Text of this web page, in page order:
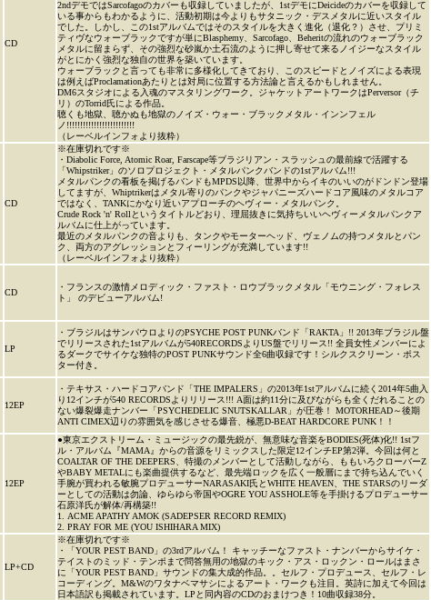
CD
2ndデモではSarcofagoのカバーも収録していましたが、1stデモにDeicideのカバーを収録して
いる事からもわかるように、活動初期は今よりもサタニック・デスメタルに近いスタイル
でした。しかし、この1stアルバムではそのスタイルを大きく進化（退化？）させ、プリミ
ティヴなウォーブラックですが単にBlasphemy、Sarcofago、Beheritの流れのウォーブラック
メタルに留まらず、その強烈な砂嵐か土石流のように押し寄せて来るノイジーなスタイル
がとにかく強烈な独自の世界を築いています。
ウォーブラックと言っても非常に多様化してきており、このスピードとノイズによる表現
は例えばProclamationあたりとは対局に位置する方法論と言えるかもしれません。
DM6スタジオによる入魂のマスタリングワーク。ジャケットアートワークはPerversor（チ
リ）のTorrid氏による作品。
聴くも地獄、聴かぬも地獄のノイズ・ウォー・ブラックメタル・インンフェル
ノ!!!!!!!!!!!!!!!!!!!!!!!!!
（レーベルインフォより抜粋）
CD
※在庫切れです※
・Diabolic Force, Atomic Roar, Farscape等ブラジリアン・スラッシュの最前線で活躍する
「Whipstriker」のソロプロジェクト・メタルパンクバンドの1stアルバム!!!
メタルパンクの看板を掲げるバンドもMPDS以降、世界中からイキのいいのがドンドン登場
してますが、Whiptrikerはメタル寄りのパンクやジャパニーズハードコア風味のメタルコア
ではなく、TANKにかなり近いアプローチのヘヴィー・メタルパンク。
Crude Rock 'n' Rollというタイトルどおり、理屈抜きに気持ちいいヘヴィーメタルパンクア
ルバムに仕上がっています。
最近のメタルパンクの音よりも、タンクやモーターヘッド、ヴェノムの持つメタルとパン
ク、両方のアグレッションとフィーリングが充満しています!!
（レーベルインフォより抜粋）
CD
・フランスの激情メロディック・ファスト・ロウブラックメタル「モウニング・フォレス
ト」 のデビューアルバム!
LP
・ブラジルはサンパウロよりのPSYCHE POST PUNKバンド「RAKTA」!! 2013年ブラジル盤
でリリースされた1stアルバムが540RECORDSよりUS盤でリリース!! 全員女性メンバーによ
るダークでサイケな独特のPOST PUNKサウンド全6曲収録です！シルクスクリーン・ポス
ター付き。
12EP
・テキサス・ハードコアバンド「THE IMPALERS」の2013年1stアルバムに続く2014年5曲入
り12インチが540 RECORDSよりリリース!!! A面は約11分に及びながらも全くだれることの
ない爆裂爆走ナンバー「PSYCHEDELIC SNUTSKALLAR」が圧巻！ MOTORHEAD～後期
ANTI CIMEX辺りの雰囲気を感じさせる爆音、極悪D-BEAT HARDCORE PUNK！！
12EP
●東京エクストリーム・ミュージックの最先鋭が、無意味な音楽をBODIES(死体)化!! 1stフ
ル・アルバム『MAMA』からの音源をリミックスした限定12インチEP第2弾。今回は何と
COALTAR OF THE DEEPERS、特撮のメンバーとして活動しながら、ももいろクローバーZ
やBABY METALにも楽曲提供するなど、最先端ロックを広く一般層にまで持ち込んでいく
手腕が買われる敏腕プロデューサーNARASAKI氏とWHITE HEAVEN、THE STARSのリーダ
ーとしての活動は勿論、ゆらゆら帝国やOGRE YOU ASSHOLE等を手掛けるプロデューサー
石原洋氏が解体/再構築!!
1. ACME APATHY AMOK (SADEPSER RECORD REMIX)
2. PRAY FOR ME (YOU ISHIHARA MIX)
LP+CD
※在庫切れです※
・「YOUR PEST BAND」の3rdアルバム！ キャッチーなファスト・ナンバーからサイケ・
テイストのミッド・テンポまで問答無用の地獄のキック・アス・ロックン・ロールはまさ
に「YOUR PEST BAND」サウンドの集大成的作品。。セルフ・プロデュース、セルフ・レ
コーディング。M&Wのワタナベマサシによるアート・ワークも注目。英詩に加えて今回は
日本語訳も掲載されています。LPと同内容のCDのおまけつき！10曲収録38分。